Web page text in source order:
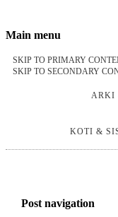
Notes on a life
Stella Harasek
Main menu
SKIP TO PRIMARY
SKIP TO SECONDARY
ARKI
KOTI &
Post navigation